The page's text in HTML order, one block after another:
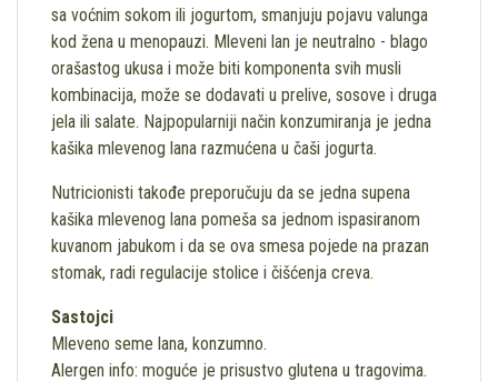
sa voćnim sokom ili jogurtom, smanjuju pojavu valunga
kod žena u menopauzi. Mleveni lan je neutralno - blago
orašastog ukusa i može biti komponenta svih musli
kombinacija, može se dodavati u prelive, sosove i druga
jela ili salate. Najpopularniji način konzumiranja je jedna
kašika mlevenog lana razmućena u čaši jogurta.
Nutricionisti takođe preporučuju da se jedna supena
kašika mlevenog lana pomeša sa jednom ispasiranom
kuvanom jabukom i da se ova smesa pojede na prazan
stomak, radi regulacije stolice i čišćenja creva.
Sastojci
Mleveno seme lana, konzumno.
Alergen info: moguće je prisustvo glutena u tragovima.